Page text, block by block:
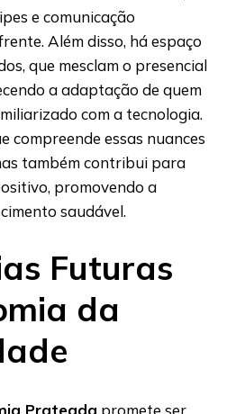
e comunicação
Além disso, há espaço
que mesclam o presencial
a adaptação de quem
com a tecnologia.
compreende essas nuances
também contribui para
promovendo a
saudável.
Futuras
da
Prateada promete ser